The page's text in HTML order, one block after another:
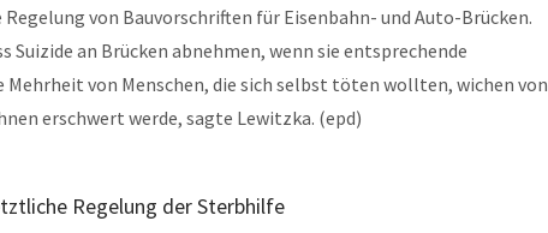
von Bauvorschriften für Eisenbahn- und Auto-Brücken.
Suizide an Brücken abnehmen, wenn sie entsprechende
Mehrheit von Menschen, die sich selbst töten wollten, wichen von
erschwert werde, sagte Lewitzka. (epd)
Regelung der Sterbhilfe